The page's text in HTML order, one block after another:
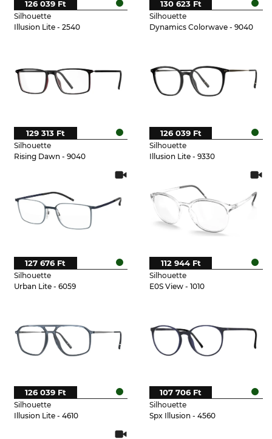
Silhouette
Illusion Lite - 2540
126 039 Ft
Silhouette
Dynamics Colorwave - 9040
130 623 Ft
Silhouette
Rising Dawn - 9040
129 313 Ft
Silhouette
Illusion Lite - 9330
126 039 Ft
Silhouette
Urban Lite - 6059
127 676 Ft
Silhouette
E0S View - 1010
112 944 Ft
Silhouette
Illusion Lite - 4610
126 039 Ft
Silhouette
Spx Illusion - 4560
107 706 Ft